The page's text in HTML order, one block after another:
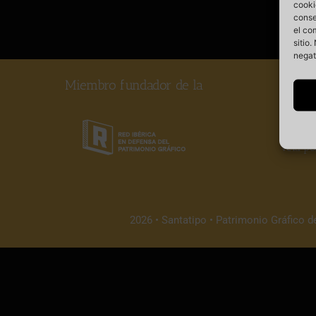
el
sitio.
Miembro fundador de la
vela
2026 • Santatipo • Patrimonio Gráfico